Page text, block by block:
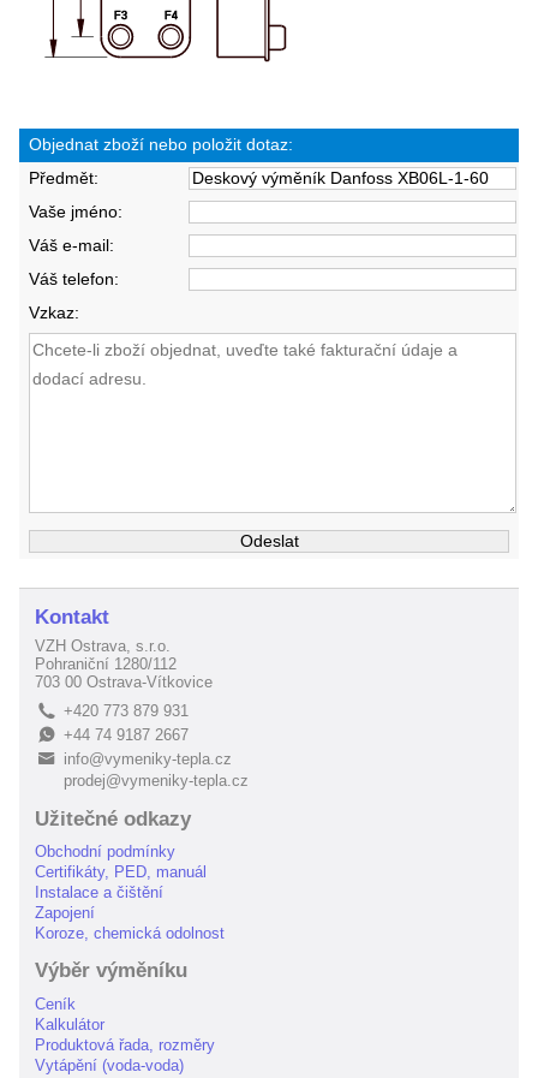
Objednat zboží nebo položit dotaz:
Předmět:
Vaše jméno:
Váš e-mail:
Váš telefon:
Vzkaz:
Kontakt
VZH Ostrava, s.r.o.
Pohraniční 1280/112
703 00 Ostrava-Vítkovice
L +420 773 879 931
E+44 74 9187 2667
B
info@vymeniky-tepla.cz
prodej@vymeniky-tepla.cz
Užitečné odkazy
Obchodní podmínky
Certifikáty, PED, manuál
Instalace a čištění
Zapojení
Koroze, chemická odolnost
Výběr výměníku
Ceník
Kalkulátor
Produktová řada, rozměry
Vytápění (voda-voda)